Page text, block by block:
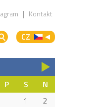
CZ
Kontakt
P S
N
1
2